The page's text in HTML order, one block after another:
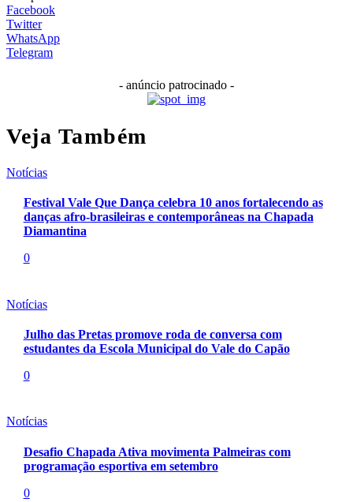
Facebook
Twitter
WhatsApp
Telegram
- anúncio patrocinado -
Veja Também
Notícias
Festival Vale Que Dança celebra 10 anos fortalecendo as
danças afro-brasileiras e contemporâneas na Chapada
Diamantina
0
Notícias
Julho das Pretas promove roda de conversa com
estudantes da Escola Municipal do Vale do Capão
0
Notícias
Desafio Chapada Ativa movimenta Palmeiras com
programação esportiva em setembro
0